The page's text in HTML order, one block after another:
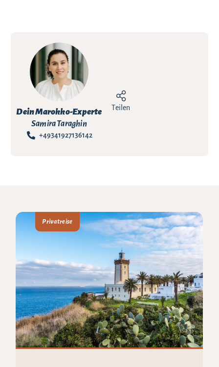
Dein Marokko-Experte
Samira Taraghin
+49341927136142
Teilen
Privatreise